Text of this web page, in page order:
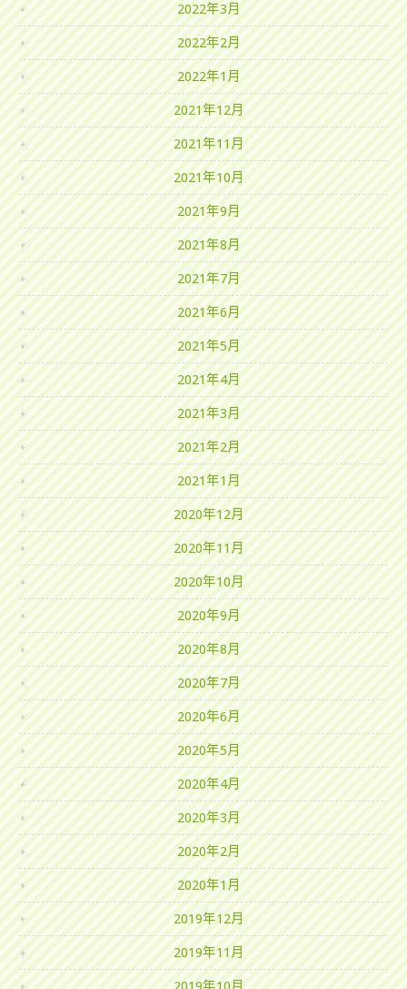
2022年3月
2022年2月
2022年1月
2021年12月
2021年11月
2021年10月
2021年9月
2021年8月
2021年7月
2021年6月
2021年5月
2021年4月
2021年3月
2021年2月
2021年1月
2020年12月
2020年11月
2020年10月
2020年9月
2020年8月
2020年7月
2020年6月
2020年5月
2020年4月
2020年3月
2020年2月
2020年1月
2019年12月
2019年11月